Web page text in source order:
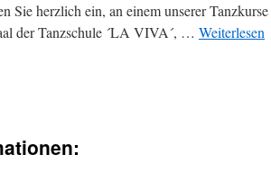
Sie herzlich ein, an einem unserer Tanzkurse
der Tanzschule ´LA VIVA´, … Weiterlesen